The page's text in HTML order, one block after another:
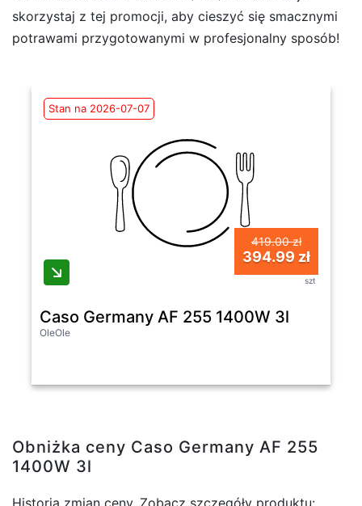
skorzystaj z tej promocji, aby cieszyć się smacznymi
potrawami przygotowanymi w profesjonalny sposób!
Stan na 2026-07-07
419.00 zł
394.99 zł
szt
Caso Germany AF 255 1400W 3l
OleOle
Obniżka ceny Caso Germany AF 255
1400W 3l